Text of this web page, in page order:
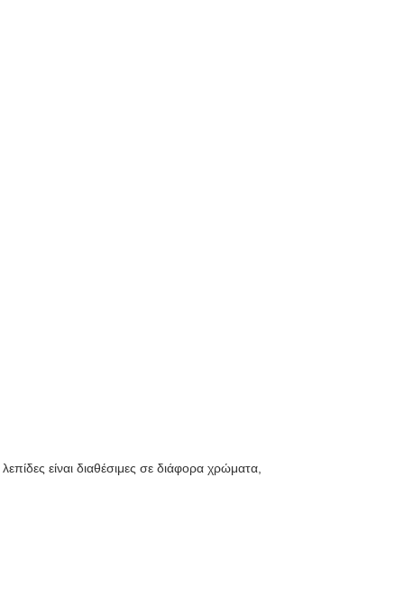
είναι διαθέσιμες σε διάφορα χρώματα,